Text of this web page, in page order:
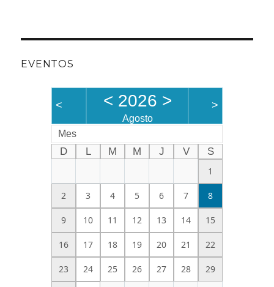
EVENTOS
< < 2026 >
Agosto
>
Mes
D L M M J V
S
1
2 3 4 5 6 7 8
9 10 11 12 13 14 15
16 17 18 19 20 21 22
23 24 25 26 27 28 29